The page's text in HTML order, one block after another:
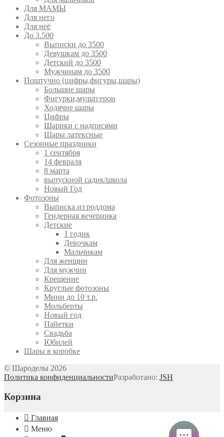
Для МАМЫ
Для него
Для неё
До 3.500
Выписки до 3500
Девушкам до 3500
Детский до 3500
Мужчинам до 3500
Поштучно (цифры,фигуры,шары)
Большие шары
Фигурки,мультгерои
Ходячие шары
Цифры
Шарики с надписями
Шары латексные
Сезонные праздники
1 сентября
14 февраля
8 марта
выпускной садик/школа
Новый Год
Фотозоны
Выписка из роддома
Гендерная вечеринка
Детские
1 годик
Девочкам
Мальчикам
Для женщин
Для мужчин
Крещение
Круглые фотозоны
Мини до 10 т.р.
Мольберты
Новый год
Пайетки
Свадьба
Юбилей
Шары в коробке
© Шароделы 2026
Политика конфиденциальностиРазработано: JSH
Корзина
Главная
Меню